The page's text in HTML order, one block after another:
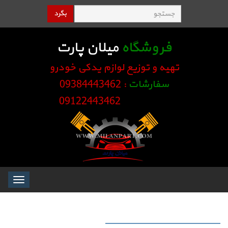
بگرد
فروشگاه میلان پارت
تهیه و توزیع لوازم یدکی خودرو
سفارشات : 09384443462
Toggle